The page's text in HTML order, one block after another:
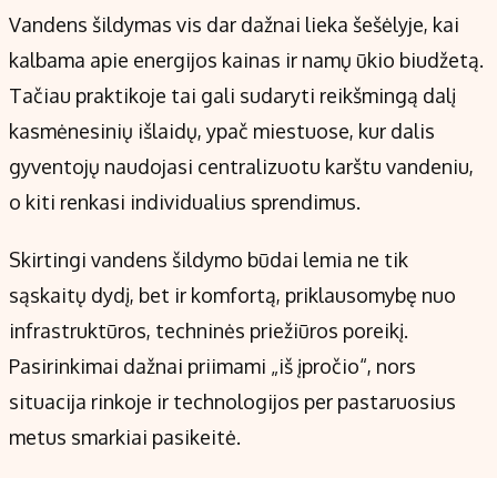
Regionų naujienos
Indėlių palūkanos
Vandens šildymas vis dar dažnai lieka šešėlyje, kai
kalbama apie energijos kainas ir namų ūkio biudžetą.
Tačiau praktikoje tai gali sudaryti reikšmingą dalį
kasmėnesinių išlaidų, ypač miestuose, kur dalis
gyventojų naudojasi centralizuotu karštu vandeniu,
o kiti renkasi individualius sprendimus.
Skirtingi vandens šildymo būdai lemia ne tik
sąskaitų dydį, bet ir komfortą, priklausomybę nuo
infrastruktūros, techninės priežiūros poreikį.
Pasirinkimai dažnai priimami „iš įpročio“, nors
situacija rinkoje ir technologijos per pastaruosius
metus smarkiai pasikeitė.